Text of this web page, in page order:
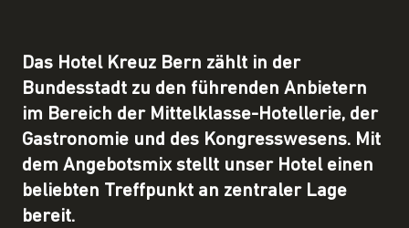
Das Hotel Kreuz Bern zählt in der
Bundesstadt zu den führenden Anbietern
im Bereich der Mittelklasse-Hotellerie, der
Gastronomie und des Kongresswesens. Mit
dem Angebotsmix stellt unser Hotel einen
beliebten Treffpunkt an zentraler Lage
bereit.